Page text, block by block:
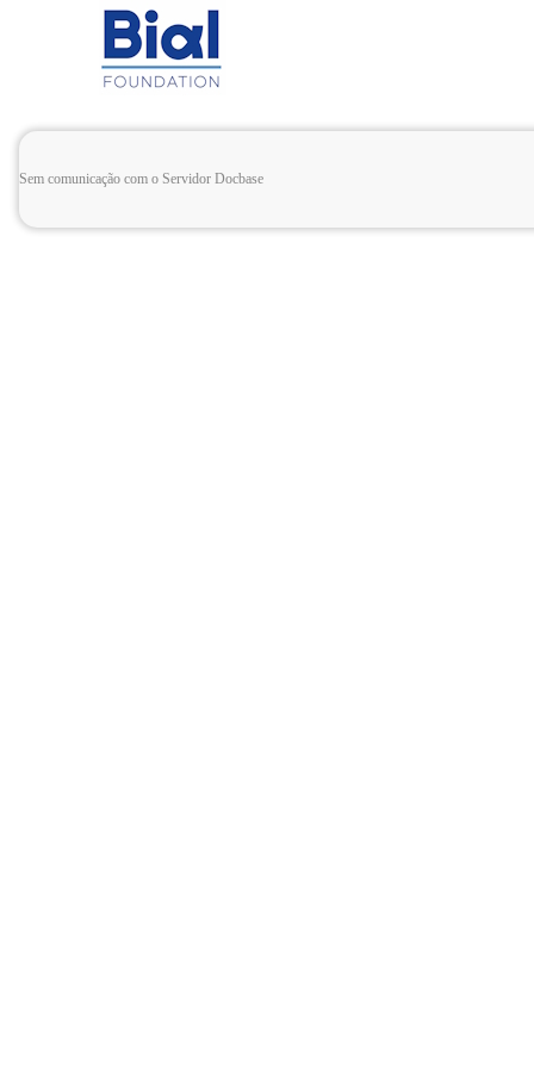
Sem comunicação com o Servidor Docbase